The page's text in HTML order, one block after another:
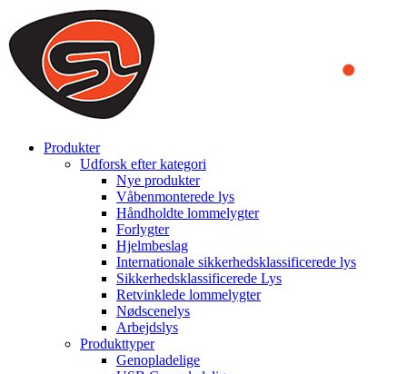
We use cookies to ensure that we provide you the best experience
on our website. By continuing to browse this website, you accept
that cookies are used to help us analyze how the website is used and
to offer you a better experience. To learn more or to find out how
you can disable cookies, you can access our
Produkter
Udforsk efter kategori
Nye produkter
Våbenmonterede lys
Håndholdte lommelygter
Forlygter
Hjelmbeslag
Internationale sikkerhedsklassificerede lys
Sikkerhedsklassificerede Lys
Retvinklede lommelygter
Nødscenelys
Arbejdslys
Produkttyper
Genopladelige